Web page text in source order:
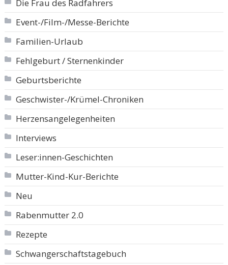
Die Frau des Radfahrers
Event-/Film-/Messe-Berichte
Familien-Urlaub
Fehlgeburt / Sternenkinder
Geburtsberichte
Geschwister-/Krümel-Chroniken
Herzensangelegenheiten
Interviews
Leser:innen-Geschichten
Mutter-Kind-Kur-Berichte
Neu
Rabenmutter 2.0
Rezepte
Schwangerschaftstagebuch